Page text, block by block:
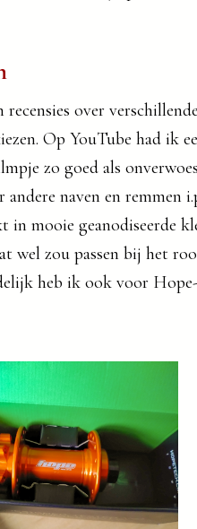
over
Op YouTube had ik
zo goed als
naven en remmen
in mooie geanodiseerde
wel zou passen bij het
heb ik ook voor